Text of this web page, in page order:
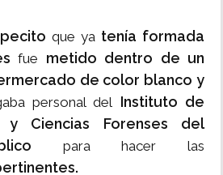
que ya tenía formada
fue metido dentro de un
de color blanco y
personal del Instituto de
y Ciencias Forenses del
para hacer las